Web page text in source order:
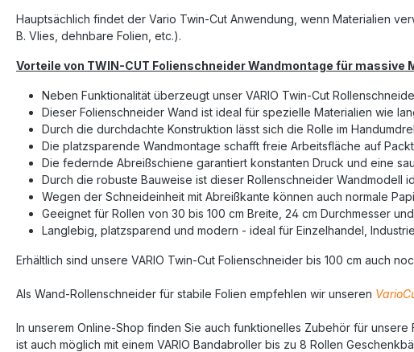
Hauptsächlich findet der Vario Twin-Cut Anwendung, wenn Materialien
B. Vlies, dehnbare Folien, etc.).
Vorteile von TWIN-CUT Folienschneider Wandmontage für massive
Neben Funktionalität überzeugt unser VARIO Twin-Cut
Dieser Folienschneider Wand ist ideal für spezielle Materialien wie
Durch die durchdachte Konstruktion lässt sich die Rolle im
Die platzsparende Wandmontage schafft freie Arbeitsfläche auf
Die federnde Abreißschiene garantiert konstanten Druck und eine
Durch die robuste Bauweise ist dieser Rollenschneider Wandmodell
Wegen der Schneideinheit mit Abreißkante können auch normale
Geeignet für Rollen von 30 bis 100 cm Breite, 24 cm Durchmesser
Langlebig, platzsparend und modern - ideal für Einzelhandel,
Erhältlich sind unsere VARIO Twin-Cut Folienschneider bis 100 cm auch
Als Wand-Rollenschneider für stabile Folien empfehlen wir unseren
In unserem Online-Shop finden Sie auch funktionelles Zubehör für
ist auch möglich mit einem VARIO Bandabroller bis zu 8 Rollen